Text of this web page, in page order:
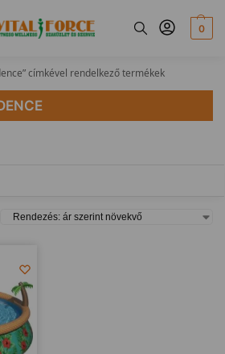
0
címkével rendelkező termékek